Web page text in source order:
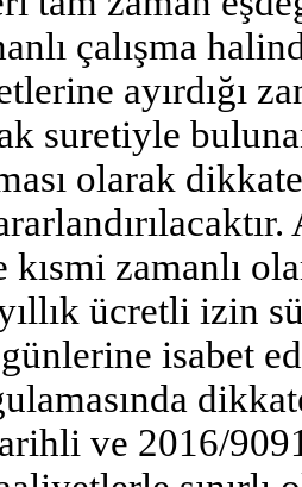
çalışma
ayırdığı
suretiyle
olarak
zamanlı
ücretli izin
isabet
ve 2016/